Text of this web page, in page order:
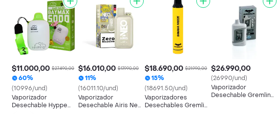
$11.000,00 $27.490,00
60%
(10996/und)
Vaporizador
Desechable Hyppe
$16.010,00 $17.990,00
11%
(16011.10/und)
Vaporizador
Desechable Airis Neo
$18.690,00 $21.990,00
15%
(18691.50/und)
Vaporizadores
Desechables Gremlin
$26.990,00
(26990/und)
Vaporizador
Desechable Gremlin